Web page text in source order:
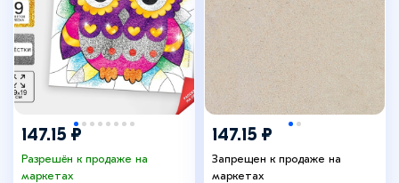
147.15 ₽
Разрешён к продаже на
маркетах
147.15 ₽
Запрещен к продаже на
маркетах